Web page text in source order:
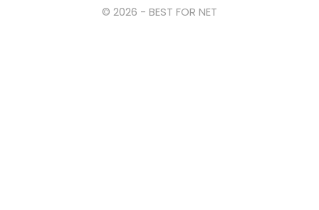
© 2026 - BEST FOR NET